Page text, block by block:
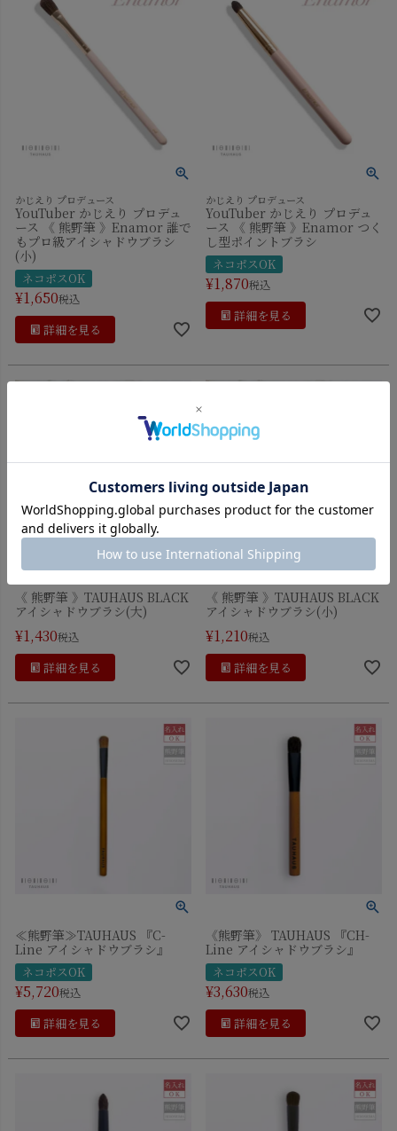
かじえり プロデュース
YouTuber かじえり プロデュ
ース 《 熊野筆 》Enamor 誰で
もプロ級アイシャドウブラシ
(小)
ネコポスOK
¥1,650税込
詳細を見る
かじえり プロデュース
YouTuber かじえり プロデュ
ース 《 熊野筆 》Enamor つく
し型ポイントブラシ
ネコポスOK
¥1,870税込
詳細を見る
《 熊野筆 》TAUHAUS BLACK
アイシャドウブラシ(大)
¥1,430税込
詳細を見る
《 熊野筆 》TAUHAUS BLACK
アイシャドウブラシ(小)
¥1,210税込
詳細を見る
≪熊野筆≫TAUHAUS 『C-
Line アイシャドウブラシ』
ネコポスOK
¥5,720税込
詳細を見る
《熊野筆》 TAUHAUS 『CH-
Line アイシャドウブラシ』
ネコポスOK
¥3,630税込
詳細を見る